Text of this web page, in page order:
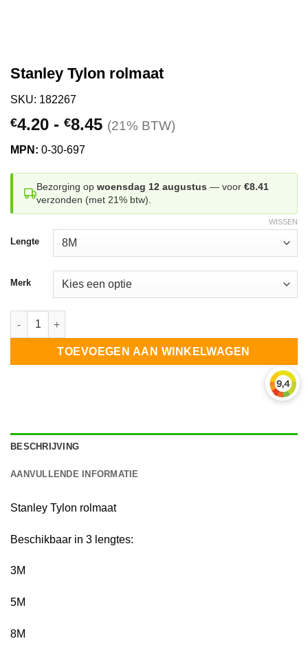
Stanley Tylon rolmaat
SKU: 182267
€4.20 - €8.45Prijsklasse:
€8.45
(21% BTW)
MPN: 0-30-697
Bezorging op woensdag 12 augustus — voor €8.41
verzonden (met 21% btw).
Lengte
Merk
WISSEN
Stanley Tylon rolmaat aantal
TOEVOEGEN AAN WINKELWAGEN
BESCHRIJVING
AANVULLENDE INFORMATIE
Stanley Tylon rolmaat
Beschikbaar in 3 lengtes:
3M
5M
8M